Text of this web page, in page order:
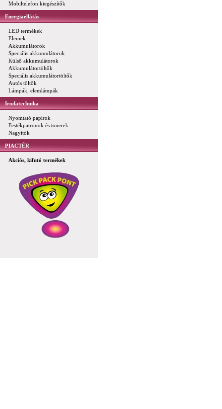
Mobiltelefon kiegészítők
Energiaellátás
LED termékek
Elemek
Akkumulátorok
Speciális akkumulátorok
Külső akkumulátorok
Akkumulátortöltők
Speciális akkumulátortöltők
Autós töltők
Lámpák, elemlámpák
Irodatechnika
Nyomtató papírok
Festékpatronok és tonerek
Nagyítók
PIACTÉR
Akciós, kifutó termékek